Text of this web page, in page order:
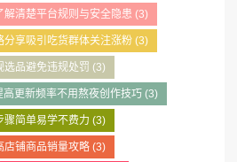
清楚平台规则与安全隐患 (3)
享吸引吃货群体关注涨粉(3)
选品避免违规处罚 (3)
更新频率不用熬夜创作技巧(3)
骤简单易学不费力 (3)
店铺商品销量攻略(3)